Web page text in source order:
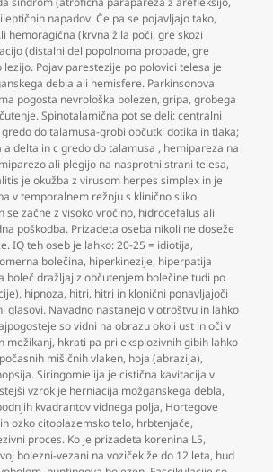
napadov. Če pa se pojavljajo tako,
hemoragična (krvna žila poči,gre skozi
(distalni del popolnoma propade,gre
Pojav parestezije po polovici telesa je
debla ali hemisfere. Parkinsonova
pogosta nevrološka bolezen,gripa,grobega
Spinotalamična pot se deli: centralni
do talamusa-grobi občutki dotika in tlaka;
delta in c gredo do talamusa , hemipareza na
ali plegijo na nasprotni strani telesa,
je okužba z virusom herpes simplex in je
v temporalnem režnju s klinično sliko
se začne z visoko vročino, hidrocefalus ali
poškodba. Prizadeta oseba nikoli ne doseže
IQ teh oseb je lahko: 20-25 = idiotija,
bolečina, hiperkinezije, hiperpatija
boleč dražljaj z občutenjem bolečine tudi po
, hipnoza, hitri, hitri in klonični ponavljajoči
glasovi. Navadno nastanejo v otroštvu in lahko
so vidni na obrazu okoli ust in oči v
mežikanj, hkrati pa pri eksplozivnih gibih lahko
mišičnih vlaken, hoja (abrazija),
Siringomielija je cistična kavitacija v
vzrok je herniacija možganskega debla,
kvadrantov vidnega polja, Hortegove
ozko citoplazemsko telo, hrbtenjače,
proces. Ko je prizadeta korenina L5,
bolezni-vezani na voziček že do 12 leta, hud